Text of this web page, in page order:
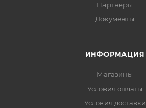
Партнеры
Документы
ИНФОРМАЦИЯ
Магазины
Условия оплаты
Условия доставки